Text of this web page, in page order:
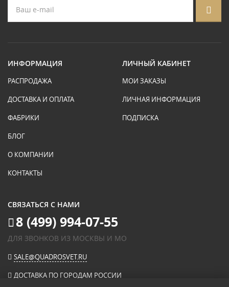
ИНФОРМАЦИЯ
РАСПРОДАЖА
ДОСТАВКА И ОПЛАТА
ФАБРИКИ
БЛОГ
О КОМПАНИИ
КОНТАКТЫ
ЛИЧНЫЙ КАБИНЕТ
МОИ ЗАКАЗЫ
ЛИЧНАЯ ИНФОРМАЦИЯ
ПОДПИСКА
СВЯЗАТЬСЯ С НАМИ
8 (499) 994-07-55
ДЛЯ ЗВОНКОВ ИЗ МОСКВЫ И МО
SALE@QUADROSVET.RU
ДОСТАВКА ПО ГОРОДАМ РОССИИ